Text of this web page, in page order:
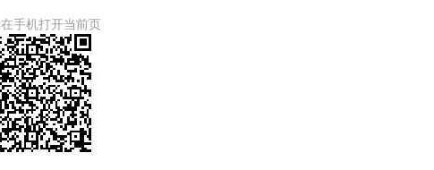
手机打开当前页